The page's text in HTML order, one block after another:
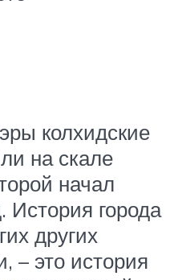
колхидские
на скале
начал
История города
других
– это история